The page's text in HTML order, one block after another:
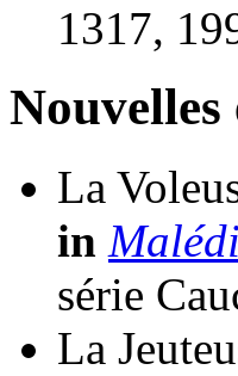
1317,
La
in
série
La